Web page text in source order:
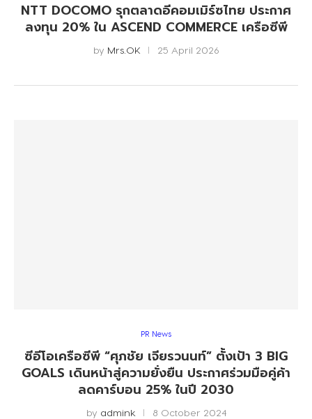
NTT DOCOMO รุกตลาดอีคอมเมิร์ซไทย ประกาศ
ลงทุน 20% ใน ASCEND COMMERCE เครือซีพี
by Mrs.OK 25 April 2026
PR News
ซีอีโอเครือซีพี “ศุภชัย เจียรวนนท์” ตั้งเป้า 3 BIG
GOALS เดินหน้าสู่ความยั่งยืน ประกาศร่วมมือคู่ค้า
ลดคาร์บอน 25% ในปี 2030
by admink 8 October 2024